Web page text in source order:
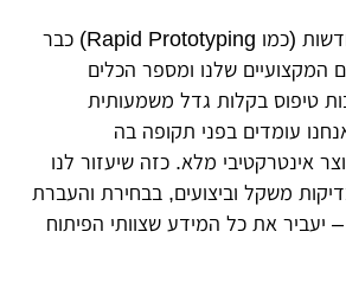
מתודולוגיות עבודה חדשות (כמו Rapid Prototyping) כבר
המקצועיים שלנו ומספר הכלים
טיפוס בקלות גדל משמעותית
עומדים בפני תקופה בה
אינטרקטיבי מלא. כזה שיעזור לנו
משקל וביצועים, בבחירת והעברת
– יעביר את כל המידע שצוותי הפיתוח